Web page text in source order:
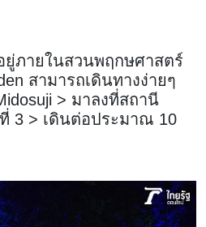
ภายในสวนพฤกษศาสตร์
สามารถเดินทางง่ายๆ
> มาลงที่สถานี
3 > เดินต่อประมาณ 10